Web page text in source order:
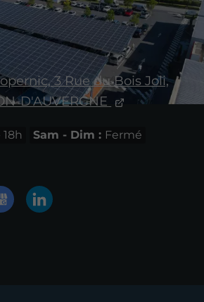
3 Rue du Bois Joli,
D'AUVERGNE
Sam - Dim : Fermé